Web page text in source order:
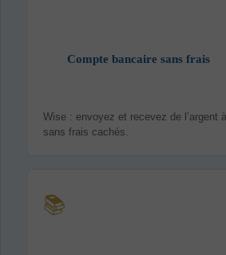
Compte bancaire sans frais
Wise : envoyez et recevez de l’argent à
sans frais cachés.
📚